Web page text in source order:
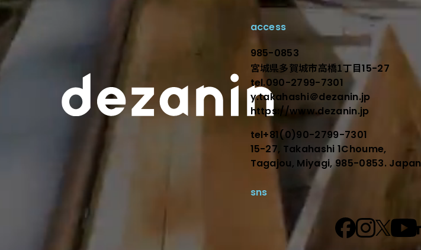
デザインで顕在化する。
access
985-0853
宮城県多賀城市高橋1丁目15-27
tel.090-2799-7301
y.takahashi＠dezanin.jp
https://www.dezanin.jp
tel+81(0)90-2799-7301
15-27, Takahashi 1Choume,
Tagajou, Miyagi, 985-0853. Japan
sns